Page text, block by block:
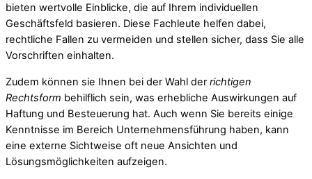
bieten wertvolle Einblicke, die auf Ihrem individuellen
Geschäftsfeld basieren. Diese Fachleute helfen dabei,
rechtliche Fallen zu vermeiden und stellen sicher, dass Sie alle
Vorschriften einhalten.
Zudem können sie Ihnen bei der Wahl der richtigen
Rechtsform behilflich sein, was erhebliche Auswirkungen auf
Haftung und Besteuerung hat. Auch wenn Sie bereits einige
Kenntnisse im Bereich Unternehmensführung haben, kann
eine externe Sichtweise oft neue Ansichten und
Lösungsmöglichkeiten aufzeigen.